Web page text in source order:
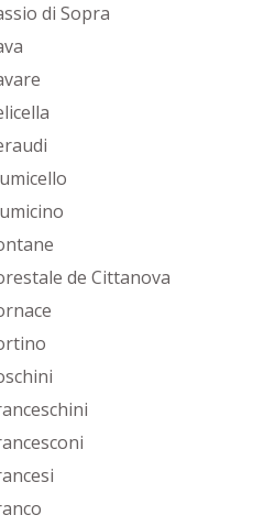
di Sopra
de Cittanova